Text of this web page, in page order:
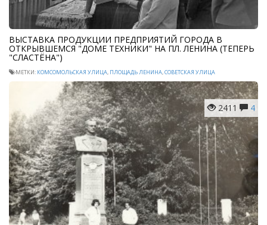
ВЫСТАВКА ПРОДУКЦИИ ПРЕДПРИЯТИЙ ГОРОДА В
ОТКРЫВШЕМСЯ "ДОМЕ ТЕХНИКИ" НА ПЛ. ЛЕНИНА (ТЕПЕРЬ
"СЛАСТЁНА")
МЕТКИ: КОМСОМОЛЬСКАЯ УЛИЦА, ПЛОЩАДЬ ЛЕНИНА,СОВЕТСКАЯ УЛИЦА
2411 4